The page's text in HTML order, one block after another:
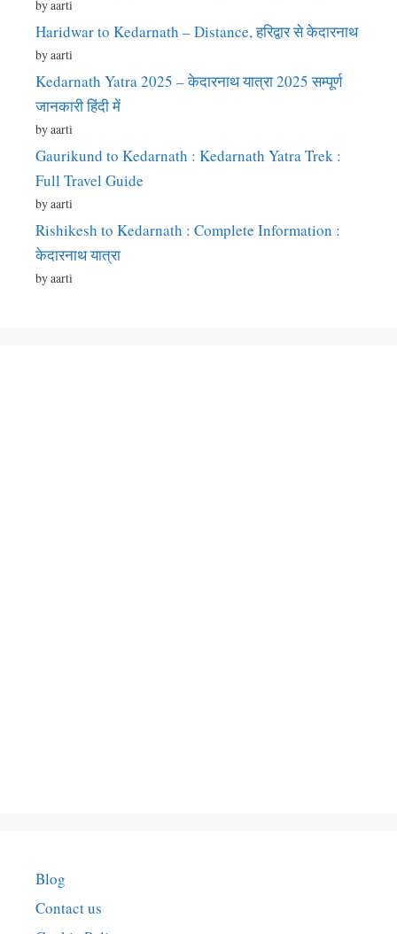
by aarti
Haridwar to Kedarnath – Distance, हरिद्वार से केदारनाथ
by aarti
Kedarnath Yatra 2025 – केदारनाथ यात्रा 2025 सम्पूर्ण
जानकारी हिंदी में
by aarti
Gaurikund to Kedarnath : Kedarnath Yatra Trek :
Full Travel Guide
by aarti
Rishikesh to Kedarnath : Complete Information :
केदारनाथ यात्रा
by aarti
Blog
Contact us